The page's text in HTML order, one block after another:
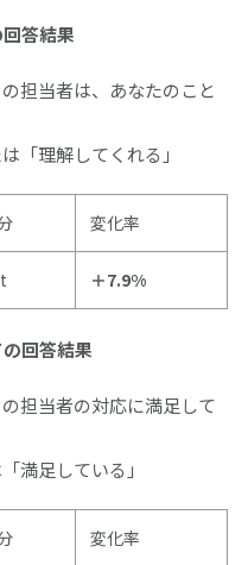
答結果
担当者は、あなたのこと
「理解してくれる」
変化率
＋7.9%
回答結果
担当者の対応に満足して
満足している」
変化率